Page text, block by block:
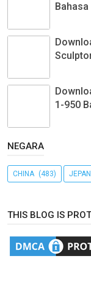
1-950
NEGARA
CHINA (483)
THIS BLOG IS